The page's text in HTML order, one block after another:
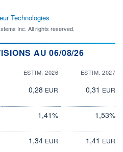
Technologies
Inc. All rights reserved.
AU 06/08/26
ESTIM. 2026 ESTIM. 2027
0,28 EUR 0,31 EUR
1,41% 1,53%
1,34 EUR 1,41 EUR